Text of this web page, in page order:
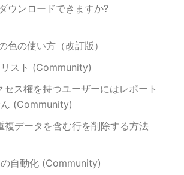
ウンロードできますか?
色の使い方（改訂版）
スト (Community)
ス権を持つユーザーにはレポート
(Community)
データを含む行を削除する方法
自動化 (Community)